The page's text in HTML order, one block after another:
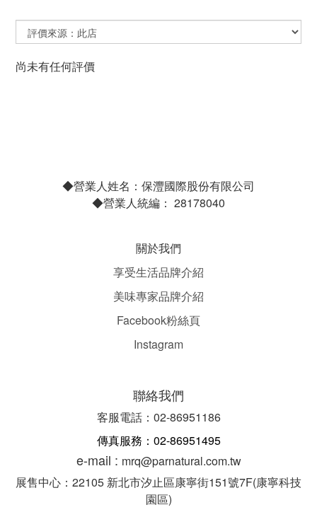
尚未有任何評價
◆營業人姓名：保灃國際股份有限公司
◆營業人統編： 28178040
關於我們
享受生活品牌介紹
美味專家品牌介紹
Facebook粉絲頁
Instagram
聯絡我們
客服電話：02-86951186
傳真服務：02-86951495
e-mail : mrq@parnatural.com.tw
展售中心：22105 新北市汐止區康寧街151號7F(康寧科技
園區)